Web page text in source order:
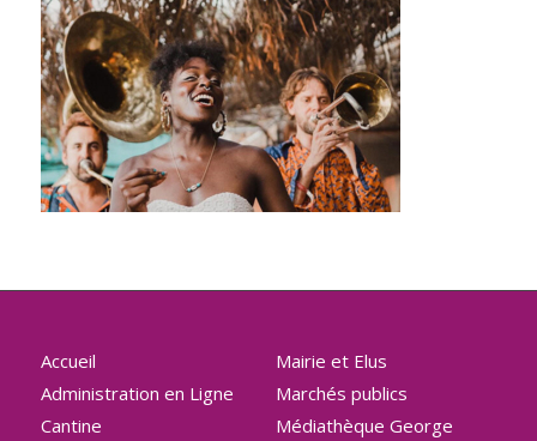
Accueil
Administration en Ligne
Cantine
Mairie et Elus
Marchés publics
Médiathèque George